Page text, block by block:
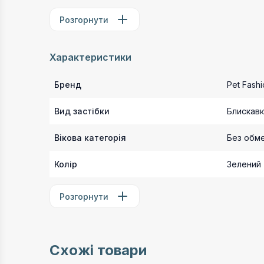
Розгорнути
Характеристики
Бренд Pet
Вид застібки
Вікова категорія Без
Колір Зелений
Розгорнути
Схожі товари